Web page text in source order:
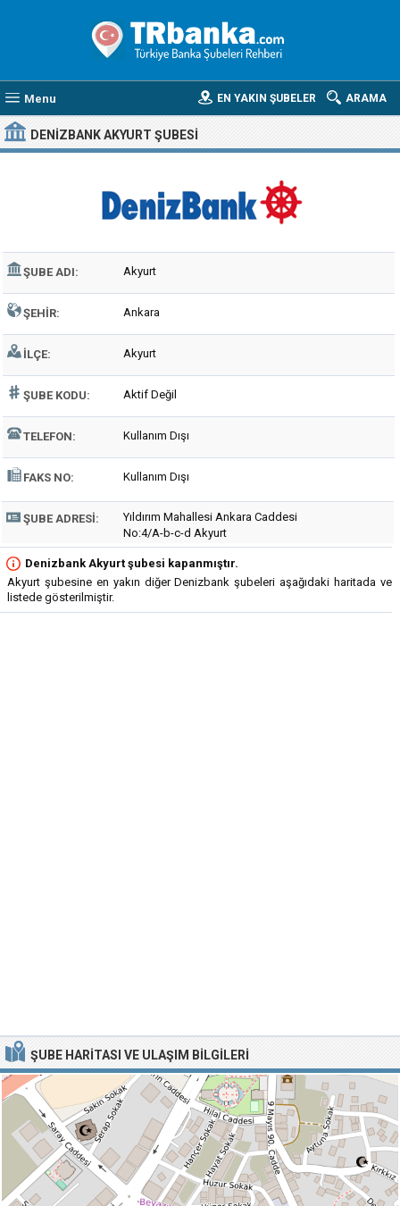
Menu ARAMA
EN YAKIN ŞUBELER
DENIZBANK AKYURT ŞUBESI
ŞUBE ADI: Akyurt
ŞEHIR: Ankara
İLÇE: Akyurt
ŞUBE KODU: Aktif Değil
TELEFON: Kullanım Dışı
FAKS NO: Kullanım Dışı
ŞUBE ADRESI:
Yıldırım Mahallesi Ankara Caddesi
No:4/A-b-c-d Akyurt
Denizbank Akyurt şubesi kapanmıştır.
Akyurt şubesine en yakın diğer Denizbank şubeleri aşağıdaki haritada ve
listede gösterilmiştir.
ŞUBE HARITASI VE ULAŞIM BILGILERI